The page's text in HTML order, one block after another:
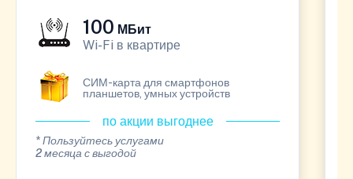
100 МБит
Wi-Fi в квартире
СИМ-карта для смартфонов
планшетов, умных устройств
по акции выгоднее
* Пользуйтесь услугами
2 месяца с выгодой